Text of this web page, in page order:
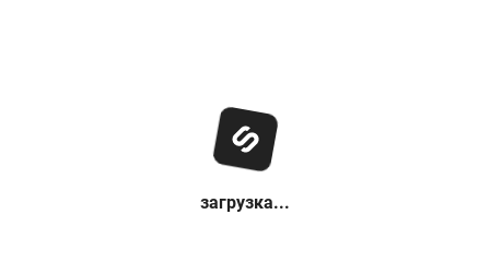
загрузка...